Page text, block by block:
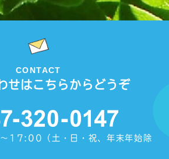
CONTACT
せはこちらからどうぞ
17:00（土・日・祝、年末年始除